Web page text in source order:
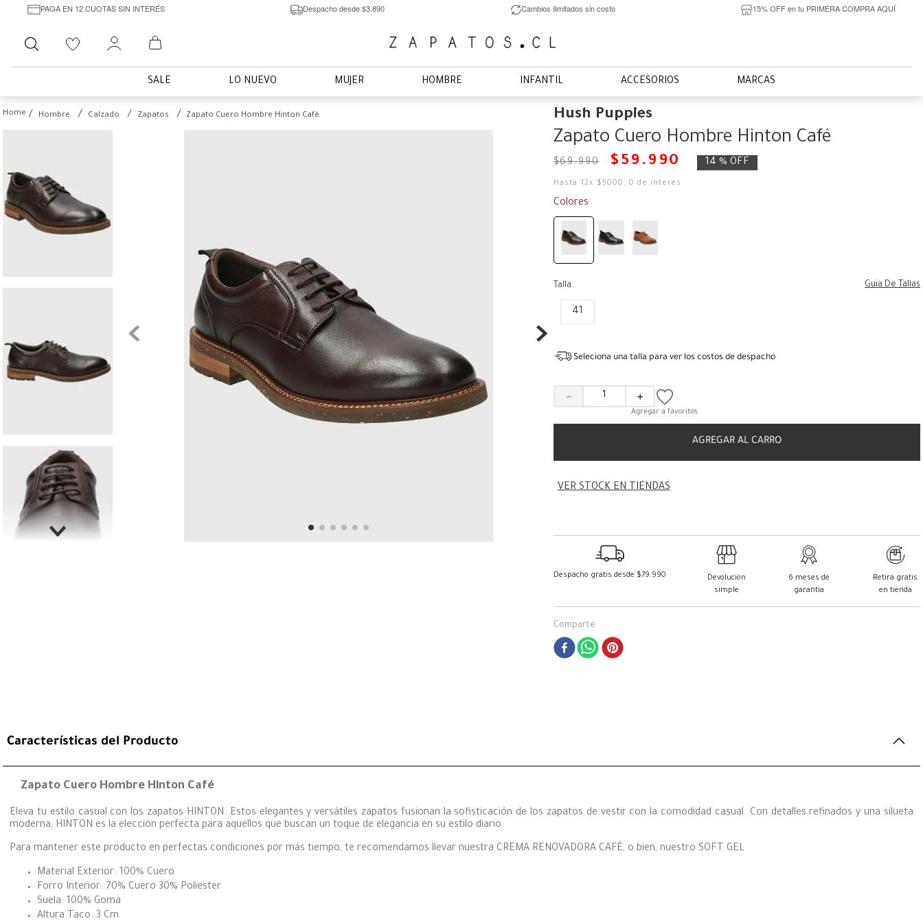
PAGA EN 12 CUOTAS SIN INTERÉS Despacho desde $3.890 Cambios ilimitados sin costo 15% OFF en tu PRIMERA COMPRA AQUÍ
Buscar
SALE LO NUEVO MUJER HOMBRE INFANTIL ACCESORIOS MARCAS
Hombre Calzado Zapatos Zapato Cuero Hombre Hinton Café Hush Puppies
Zapato Cuero Hombre Hinton Café
$69.990 $ 59 . 990 14 % OFF
Hasta 12x $ 5000 ,0 de interés
Colores
Talla Guia De Tallas
41
Seleciona una talla para ver los costos de despacho
＋
－
AGREGAR AL CARRO
VER STOCK EN TIENDAS
Despacho gratis desde $79.990
Devolución
simple
6 meses de
garantía
Retira gratis
en tienda
Comparte
Características del Producto
Zapato Cuero Hombre Hinton Café
Eleva tu estilo casual con los zapatos HINTON. Estos elegantes y versátiles zapatos fusionan la sofisticación de los zapatos de vestir con la comodidad casual. Con detalles refinados y una silueta
moderna, HINTON es la elección perfecta para aquellos que buscan un toque de elegancia en su estilo diario.
Para mantener este producto en perfectas condiciones por más tiempo, te recomendamos llevar nuestra CREMA RENOVADORA CAFÉ, o bien, nuestro SOFT GEL
Material Exterior: 100% Cuero
Forro Interior: 70% Cuero 30% Poliester
Suela: 100% Goma
Altura Taco: 3 Cm